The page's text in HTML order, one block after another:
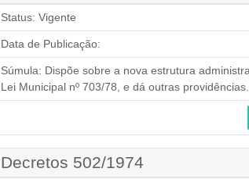
Status: Vigente
Data de Publicação:
Súmula: Dispõe sobre a nova estrutura
Lei Municipal nº 703/78, e dá outras providências.
Decretos 502/1974